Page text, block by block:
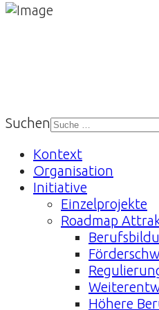
Suchen
Kontext
Organisation
Initiative
Einzelprojekte
Roadmap
Höhere